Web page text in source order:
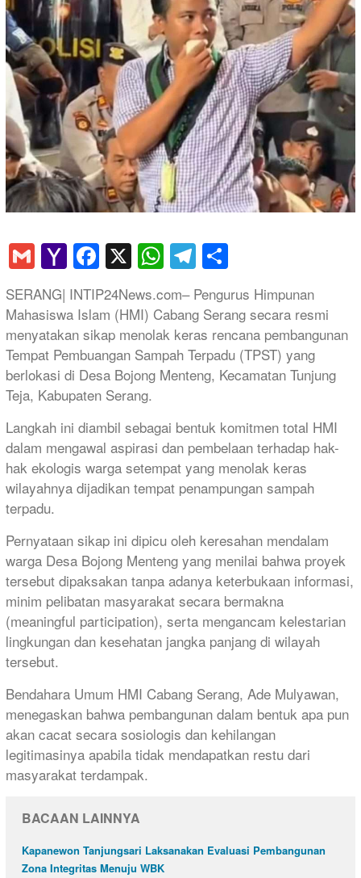
GmailYahoo
Mail
Facebook
X WhatsApp
Telegram
SERANG| INTIP24News.com– Pengurus Himpunan
Mahasiswa Islam (HMI) Cabang Serang secara resmi
menyatakan sikap menolak keras rencana pembangunan
Tempat Pembuangan Sampah Terpadu (TPST) yang
berlokasi di Desa Bojong Menteng, Kecamatan Tunjung
Teja, Kabupaten Serang.
Langkah ini diambil sebagai bentuk komitmen total HMI
dalam mengawal aspirasi dan pembelaan terhadap hak-
hak ekologis warga setempat yang menolak keras
wilayahnya dijadikan tempat penampungan sampah
terpadu.
Pernyataan sikap ini dipicu oleh keresahan mendalam
warga Desa Bojong Menteng yang menilai bahwa proyek
tersebut dipaksakan tanpa adanya keterbukaan informasi,
minim pelibatan masyarakat secara bermakna
(meaningful participation), serta mengancam kelestarian
lingkungan dan kesehatan jangka panjang di wilayah
tersebut.
Bendahara Umum HMI Cabang Serang, Ade Mulyawan,
menegaskan bahwa pembangunan dalam bentuk apa pun
akan cacat secara sosiologis dan kehilangan
legitimasinya apabila tidak mendapatkan restu dari
masyarakat terdampak.
BACAAN LAINNYA
Kapanewon Tanjungsari Laksanakan Evaluasi Pembangunan
Zona Integritas Menuju WBK